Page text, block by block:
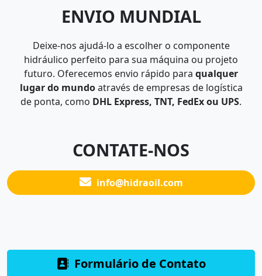
ENVIO MUNDIAL
Deixe-nos ajudá-lo a escolher o componente
hidráulico perfeito para sua máquina ou projeto
futuro. Oferecemos envio rápido para qualquer
lugar do mundoatravés de empresas de logística
de ponta, como DHL Express, TNT, FedEx ou UPS.
CONTATE-NOS
info@hidraoil.com
Formulário de Contato